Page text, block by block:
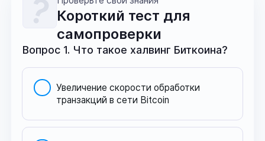
Короткий тест для
самопроверки
Вопрос 1. Что такое халвинг Биткоина?
Увеличение скорости обработки
транзакций в сети Bitcoin